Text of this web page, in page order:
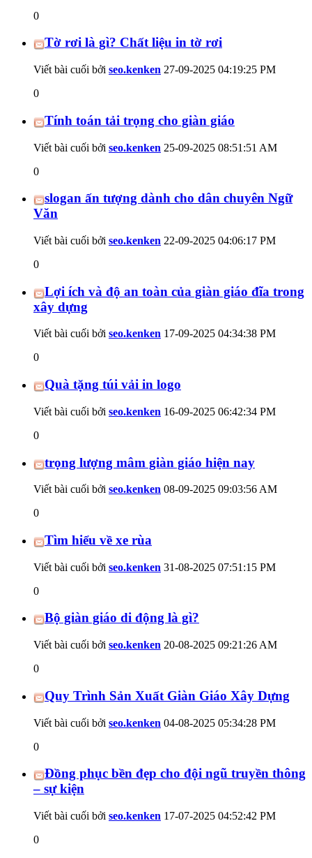
0
Tờ rơi là gì? Chất liệu in tờ rơi
Viết bài cuối bởi seo.kenken 27-09-2025 04:19:25 PM
0
Tính toán tải trọng cho giàn giáo
Viết bài cuối bởi seo.kenken 25-09-2025 08:51:51 AM
0
slogan ấn tượng dành cho dân chuyên Ngữ
Văn
Viết bài cuối bởi seo.kenken 22-09-2025 04:06:17 PM
0
Lợi ích và độ an toàn của giàn giáo đĩa trong
xây dựng
Viết bài cuối bởi seo.kenken 17-09-2025 04:34:38 PM
0
Quà tặng túi vải in logo
Viết bài cuối bởi seo.kenken 16-09-2025 06:42:34 PM
0
trọng lượng mâm giàn giáo hiện nay
Viết bài cuối bởi seo.kenken 08-09-2025 09:03:56 AM
0
Tìm hiểu về xe rùa
Viết bài cuối bởi seo.kenken 31-08-2025 07:51:15 PM
0
Bộ giàn giáo di động là gì?
Viết bài cuối bởi seo.kenken 20-08-2025 09:21:26 AM
0
Quy Trình Sản Xuất Giàn Giáo Xây Dựng
Viết bài cuối bởi seo.kenken 04-08-2025 05:34:28 PM
0
Đồng phục bền đẹp cho đội ngũ truyền thông
– sự kiện
Viết bài cuối bởi seo.kenken 17-07-2025 04:52:42 PM
0